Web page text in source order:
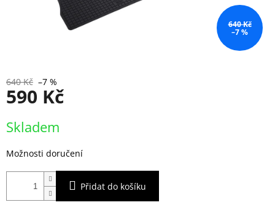
640 Kč
–7 %
640 Kč –7 %
590 Kč
cena:
Skladem
Možnosti doručení
Přidat do košíku